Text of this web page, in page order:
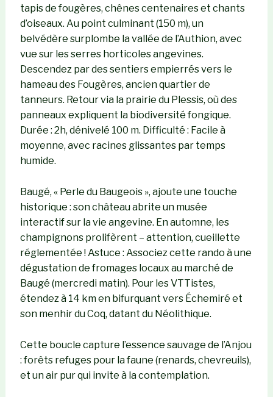
tapis de fougères, chênes centenaires et chants
d’oiseaux. Au point culminant (150 m), un
belvédère surplombe la vallée de l’Authion, avec
vue sur les serres horticoles angevines.
Descendez par des sentiers empierrés vers le
hameau des Fougères, ancien quartier de
tanneurs. Retour via la prairie du Plessis, où des
panneaux expliquent la biodiversité fongique.
Durée : 2h, dénivelé 100 m. Difficulté : Facile à
moyenne, avec racines glissantes par temps
humide.
Baugé, « Perle du Baugeois », ajoute une touche
historique : son château abrite un musée
interactif sur la vie angevine. En automne, les
champignons prolifèrent – attention, cueillette
réglementée ! Astuce : Associez cette rando à une
dégustation de fromages locaux au marché de
Baugé (mercredi matin). Pour les VTTistes,
étendez à 14 km en bifurquant vers Échemiré et
son menhir du Coq, datant du Néolithique.
Cette boucle capture l’essence sauvage de l’Anjou
: forêts refuges pour la faune (renards, chevreuils),
et un air pur qui invite à la contemplation.